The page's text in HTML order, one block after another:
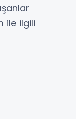
ile ilgili